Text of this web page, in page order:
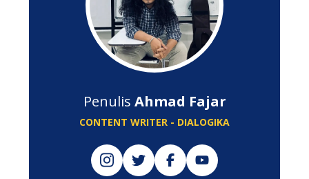
Penulis Ahmad Fajar
CONTENT WRITER - DIALOGIKA